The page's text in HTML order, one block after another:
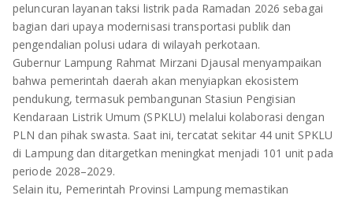
peluncuran layanan taksi listrik pada Ramadan 2026 sebagai
bagian dari upaya modernisasi transportasi publik dan
pengendalian polusi udara di wilayah perkotaan.
Gubernur Lampung Rahmat Mirzani Djausal menyampaikan
bahwa pemerintah daerah akan menyiapkan ekosistem
pendukung, termasuk pembangunan Stasiun Pengisian
Kendaraan Listrik Umum (SPKLU) melalui kolaborasi dengan
PLN dan pihak swasta. Saat ini, tercatat sekitar 44 unit SPKLU
di Lampung dan ditargetkan meningkat menjadi 101 unit pada
periode 2028–2029.
Selain itu, Pemerintah Provinsi Lampung memastikan